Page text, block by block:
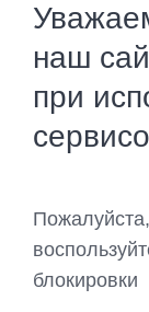
наш
при
блокировки